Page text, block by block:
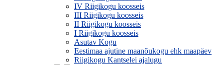
IV Riigikogu koosseis
III Riigikogu koosseis
II Riigikogu koosseis
I Riigikogu koosseis
Asutav Kogu
Eestimaa ajutine maanõukogu ehk maapäev
Riigikogu Kantselei ajalugu